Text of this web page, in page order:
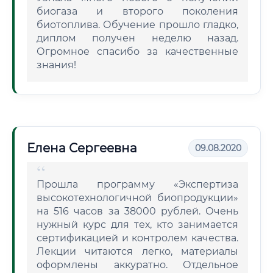
биогаза и второго поколения
биотоплива. Обучение прошло гладко,
диплом получен неделю назад.
Огромное спасибо за качественные
знания!
Елена Сергеевна 09.08.2020
Прошла программу «Экспертиза
высокотехнологичной биопродукции»
на 516 часов за 38000 рублей. Очень
нужный курс для тех, кто занимается
сертификацией и контролем качества.
Лекции читаются легко, материалы
оформлены аккуратно. Отдельное